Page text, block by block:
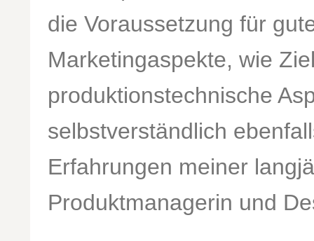
die Voraussetzung für
Marketingaspekte, wie
produktionstechnische
selbstverständlich
Erfahrungen meiner
Produktmanagerin und